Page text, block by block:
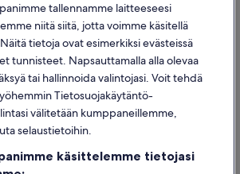
meihin yhteyttä
ilmoituksen tekeminen sisällöstä
tallennamme laitteeseesi
niitä siitä, jotta voimme käsitellä
tietoja ovat esimerkiksi evästeissä
tunnisteet. Napsauttamalla alla olevaa
tai hallinnoida valintojasi. Voit tehdä
Tietosuojakäytäntö-
välitetään kumppaneillemme,
selaustietoihin.
käsittelemme tietojasi